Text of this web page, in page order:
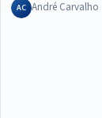
AC André Carvalho